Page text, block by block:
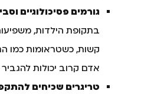
גורמים פסיכולוגיים
בתקופת הילדות,
קשות, כשטראומות כמו
אדם קרוב יכולות
טריגרים שכיחים